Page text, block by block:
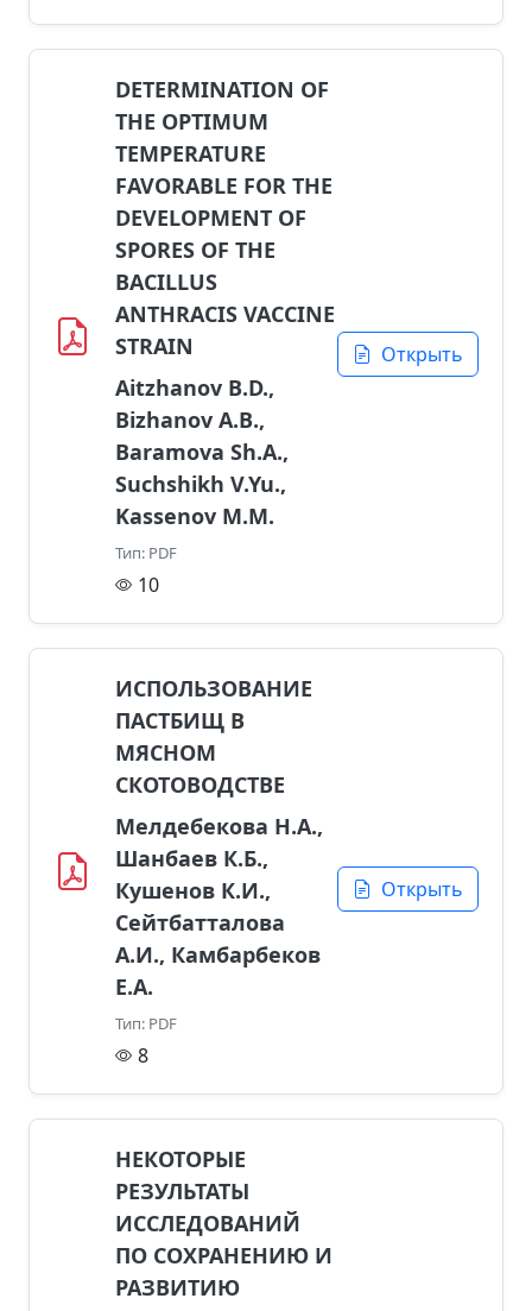
DETERMINATION OF
THE OPTIMUM
TEMPERATURE
FAVORABLE FOR THE
DEVELOPMENT OF
SPORES OF THE
BACILLUS
ANTHRACIS VACCINE
STRAIN
Aitzhanov B.D.,
Bizhanov A.B.,
Baramova Sh.A.,
Suchshikh V.Yu.,
Kassenov M.M.
Тип: PDF
10
Открыть
ИСПОЛЬЗОВАНИЕ
ПАСТБИЩ В
МЯСНОМ
СКОТОВОДСТВЕ
Мелдебекова Н.А.,
Шанбаев К.Б.,
Кушенов К.И.,
Сейтбатталова
А.И., Камбарбеков
Е.А.
Тип: PDF
8
Открыть
НЕКОТОРЫЕ
РЕЗУЛЬТАТЫ
ИССЛЕДОВАНИЙ
ПО СОХРАНЕНИЮ И
РАЗВИТИЮ